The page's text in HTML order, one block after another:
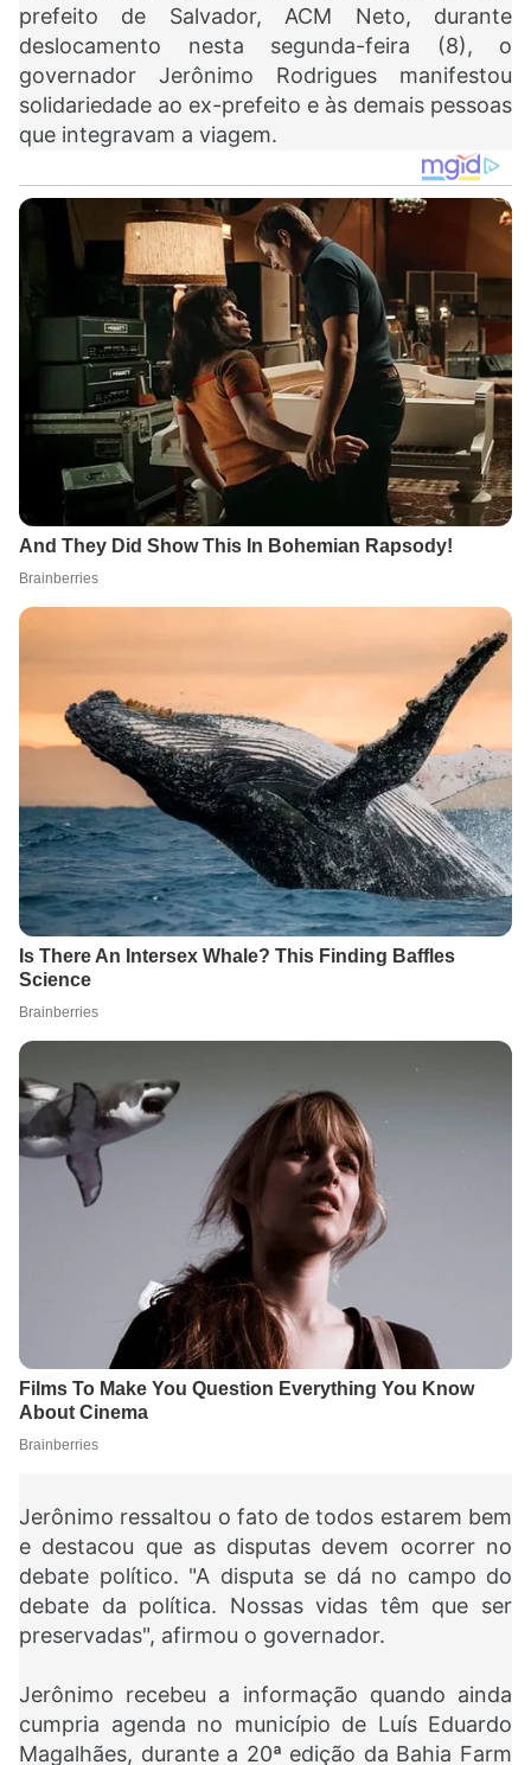
prefeito de Salvador, ACM Neto, durante
deslocamento nesta segunda-feira (8), o
governador Jerônimo Rodrigues manifestou
solidariedade ao ex-prefeito e às demais pessoas
que integravam a viagem.
Jerônimo ressaltou o fato de todos estarem bem
e destacou que as disputas devem ocorrer no
debate político. "A disputa se dá no campo do
debate da política. Nossas vidas têm que ser
preservadas", afirmou o governador.
Jerônimo recebeu a informação quando ainda
cumpria agenda no município de Luís Eduardo
Magalhães, durante a 20ª edição da Bahia Farm